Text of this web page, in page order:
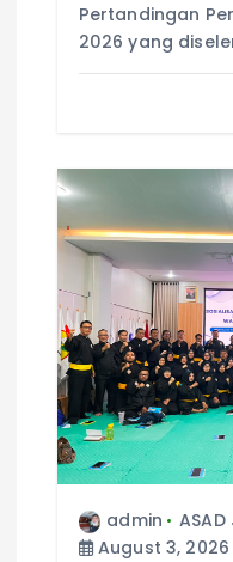
Pertandingan
2026 yang
admin
ASAD
August 3, 2026